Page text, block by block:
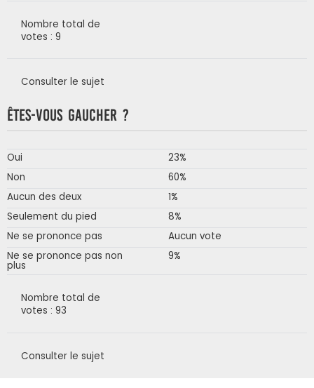
Nombre total de
votes : 9
Consulter le sujet
Êtes-vous gaucher ?
Oui
23%
Non
60%
Aucun des deux
1%
Seulement du pied
8%
Ne se prononce pas
Aucun vote
Ne se prononce pas non
plus
9%
Nombre total de
votes : 93
Consulter le sujet